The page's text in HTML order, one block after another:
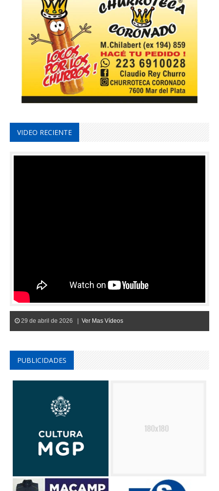
VIDEO RECIENTE
29 de abril de 2026 | Ver Mas Vídeos
PUBLICIDADES